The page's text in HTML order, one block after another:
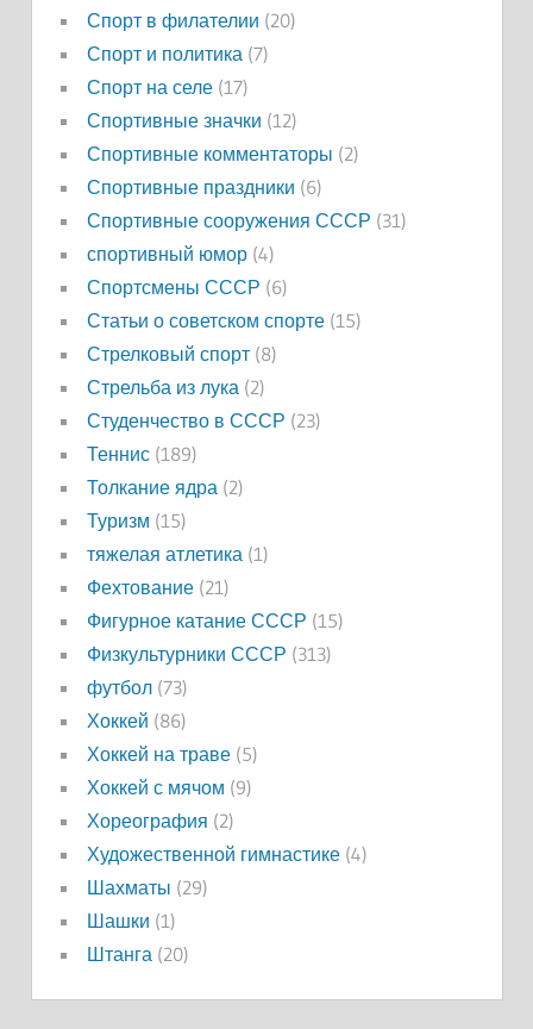
Спорт в филателии (20)
Спорт и политика (7)
Спорт на селе(17)
Спортивные значки (12)
Спортивные комментаторы (2)
Спортивные праздники (6)
Спортивные сооружения СССР (31)
спортивный юмор(4)
Спортсмены СССР (6)
Статьи о советском спорте(15)
Стрелковый спорт(8)
Стрельба из лука (2)
Студенчество в СССР (23)
Теннис(189)
Толкание ядра (2)
Туризм (15)
тяжелая атлетика (1)
Фехтование(21)
Фигурное катание СССР (15)
Физкультурники СССР (313)
футбол(73)
Хоккей (86)
Хоккей на траве(5)
Хоккей с мячом (9)
Хореография (2)
Художественной гимнастике(4)
Шахматы (29)
Шашки (1)
Штанга (20)